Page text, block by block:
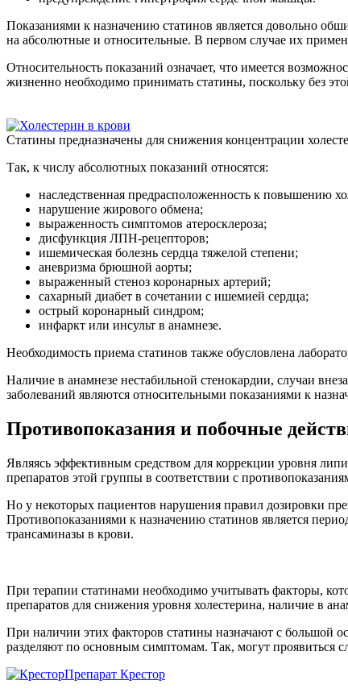
Показаниями к назначению статинов является довольно
на абсолютные и относительные. В первом случае их
Относительность показаний означает, что имеется
жизненно необходимо принимать статины, поскольку без
Статины предназначены для снижения концентрации
Так, к числу абсолютных показаний относятся:
наследственная предрасположенность к повышению
нарушение жирового обмена;
выраженность симптомов атеросклероза;
дисфункция ЛПН-рецепторов;
ишемическая болезнь сердца тяжелой степени;
аневризма брюшной аорты;
выраженный стеноз коронарных артерий;
сахарный диабет в сочетании с ишемией сердца;
острый коронарный синдром;
инфаркт или инсульт в анамнезе.
Необходимость приема статинов также обусловлена
Наличие в анамнезе нестабильной стенокардии, случаи
заболеваний являются относительными показаниями к
Противопоказания и побочные
Являясь эффективным средством для коррекции уровня
препаратов этой группы в соответствии с
Но у некоторых пациентов нарушения правил дозировки
Противопоказаниями к назначению статинов является
трансаминазы в крови.
При терапии статинами необходимо учитывать факторы,
препаратов для снижения уровня холестерина, наличие в
При наличии этих факторов статины назначают с большой
разделяют по основным симптомам. Так, могут проявиться
Препарат Крестор